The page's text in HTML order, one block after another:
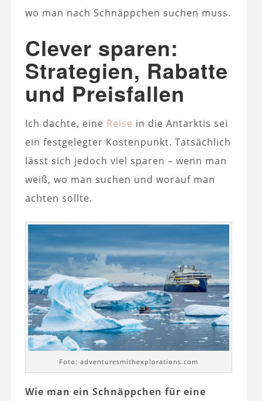
wo man nach Schnäppchen suchen muss.
Clever sparen:
Strategien, Rabatte
und Preisfallen
Ich dachte, eine Reise in die Antarktis sei
ein festgelegter Kostenpunkt. Tatsächlich
lässt sich jedoch viel sparen – wenn man
weiß, wo man suchen und worauf man
achten sollte.
Foto: adventuresmithexplorations.com
Wie man ein Schnäppchen für eine